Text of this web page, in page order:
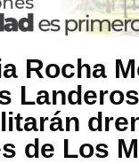
Rocha
de Los